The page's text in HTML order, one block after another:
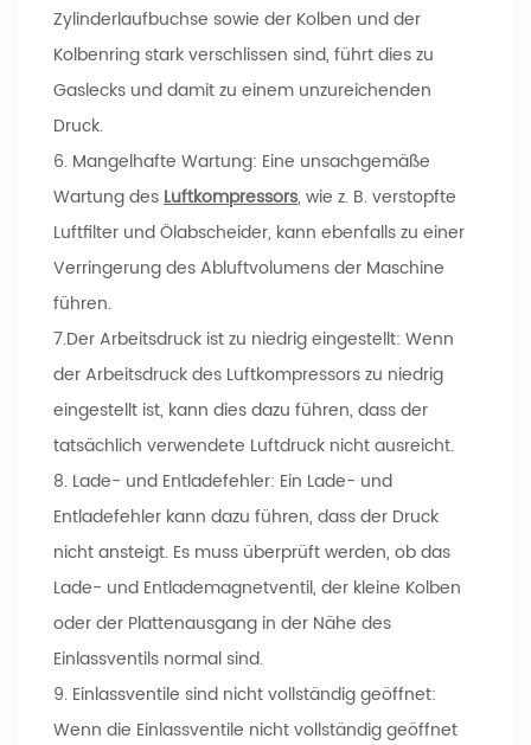
Zylinderlaufbuchse sowie der Kolben und der
Kolbenring stark verschlissen sind, führt dies zu
Gaslecks und damit zu einem unzureichenden
Druck.
6. Mangelhafte Wartung: Eine unsachgemäße
Wartung desLuftkompressors, wie z. B. verstopfte
Luftfilter und Ölabscheider, kann ebenfalls zu einer
Verringerung des Abluftvolumens der Maschine
führen.
7.Der Arbeitsdruck ist zu niedrig eingestellt: Wenn
der Arbeitsdruck des Luftkompressors zu niedrig
eingestellt ist, kann dies dazu führen, dass der
tatsächlich verwendete Luftdruck nicht ausreicht.
8. Lade- und Entladefehler: Ein Lade- und
Entladefehler kann dazu führen, dass der Druck
nicht ansteigt. Es muss überprüft werden, ob das
Lade- und Entlademagnetventil, der kleine Kolben
oder der Plattenausgang in der Nähe des
Einlassventils normal sind.
9. Einlassventile sind nicht vollständig geöffnet:
Wenn die Einlassventile nicht vollständig geöffnet